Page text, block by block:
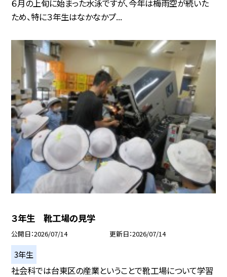
６月の上旬に始まった水泳ですが、今年は梅雨空が続いた
ため、特に３年生はなかなかプ...
３年生 靴工場の見学
公開日 2026/07/14 更新日 2026/07/14
3年生
社会科では台東区の産業ということで靴工場について学習